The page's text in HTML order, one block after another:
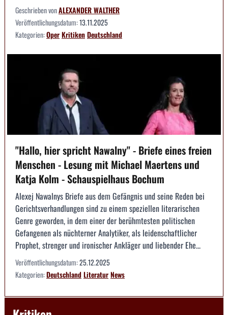
Geschrieben vonALEXANDER WALTHER
Veröffentlichungsdatum:13.11.2025
Kategorien:OperKritikenDeutschland
"Hallo, hier spricht Nawalny" - Briefe eines freien
Menschen - Lesung mit Michael Maertens und
Katja Kolm - Schauspielhaus Bochum
Alexej Nawalnys Briefe aus dem Gefängnis und seine Reden bei
Gerichtsverhandlungen sind zu einem speziellen literarischen
Genre geworden, in dem einer der berühmtesten politischen
Gefangenen als nüchterner Analytiker, als leidenschaftlicher
Prophet, strenger und ironischer Ankläger und liebender Ehe...
Veröffentlichungsdatum:25.12.2025
Kategorien:DeutschlandLiteraturNews